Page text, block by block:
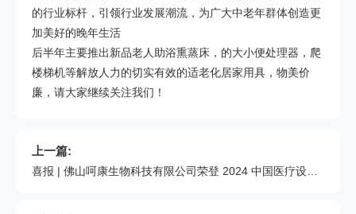
的行业标杆，引领行业发展潮流，为广大中老年群体创造更
加美好的晚年生活
后半年主要推出新品老人助浴熏蒸床，的大小便处理器，爬
楼梯机等解放人力的切实有效的适老化居家用具，物美价
廉，请大家继续关注我们！
上一篇: